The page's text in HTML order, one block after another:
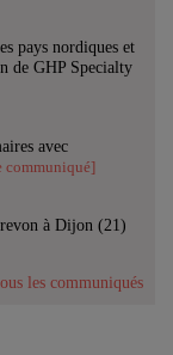
pays nordiques et
de GHP Specialty
avec
communiqué]
à Dijon (21)
les communiqués